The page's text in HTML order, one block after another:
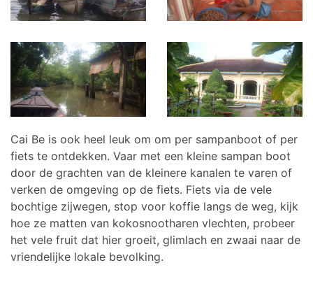
Cai Be is ook heel leuk om om per sampanboot of per
fiets te ontdekken. Vaar met een kleine sampan boot
door de grachten van de kleinere kanalen te varen of
verken de omgeving op de fiets. Fiets via de vele
bochtige zijwegen, stop voor koffie langs de weg, kijk
hoe ze matten van kokosnootharen vlechten, probeer
het vele fruit dat hier groeit, glimlach en zwaai naar de
vriendelijke lokale bevolking.